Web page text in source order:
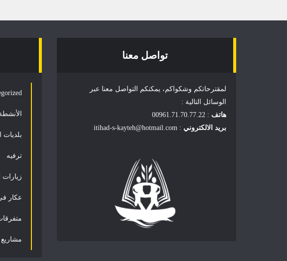
بلديات
ترفيه
زيارات
عكار
مشاريع
تواصل معنا
لمقترحاتكم وشكواكم، يمكنكم التواصل معنا عبر
الوسائل التالية :
هاتف : 00961.71.70.77.22
بريد الالكتروني : itihad-s-kayteh@hotmail.com